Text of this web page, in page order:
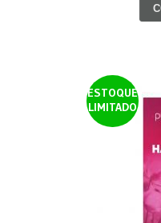
ESTOQUE
LIMITADO